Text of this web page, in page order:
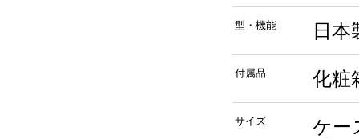
型・機能 日
付属品 化
サイズ
ケー